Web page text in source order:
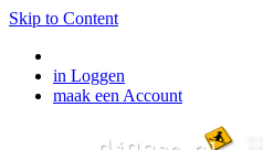
Skip to Content
in Loggen
maak een Account